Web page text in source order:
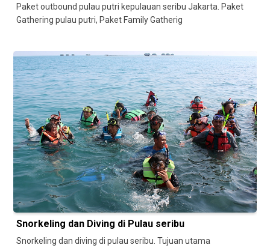
Paket outbound pulau putri kepulauan seribu Jakarta. Paket
Gathering pulau putri, Paket Family Gatherig
Snorkeling dan Diving di Pulau seribu
Snorkeling dan diving di pulau seribu. Tujuan utama